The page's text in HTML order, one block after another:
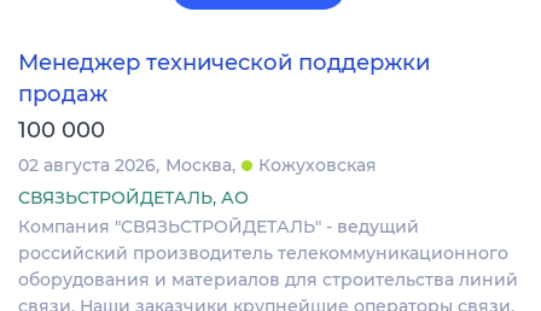
Менеджер технической поддержки
продаж
100 000
02 августа 2026 Москва
Кожуховская
СВЯЗЬСТРОЙДЕТАЛЬ, АО
Компания "СВЯЗЬСТРОЙДЕТАЛЬ" - ведущий
российский производитель телекоммуникационного
оборудования и материалов для строительства линий
связи. Наши заказчики крупнейшие операторы связи,